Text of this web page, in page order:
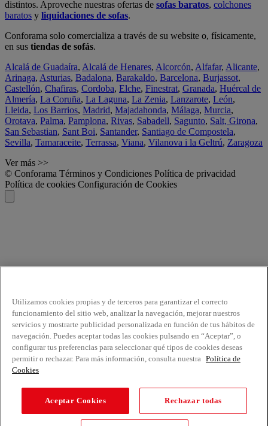
distintos. Aproveche nuestras ofertas de sofas baratos, colchones
baratos y liquidaciones de sofas.
Conforama solo comercializa a través de su website o, físicamente,
en sus tiendas de sofás.
Alcalá de Guadaíra, Alcalá de Henares, Alcorcón, Alfafar, Alicante,
Arinaga, Asturias, Badalona, Barakaldo, Barcelona, Burjassot,
Castellón, Chafiras, Cordoba, Elche, Finestrat, Granada, Huércal de
Almería, La Coruña, La Laguna, La Zenia, Lanzarote, León,
Lleida, Los Barrios, Madrid, Majadahonda, Málaga, Murcia,
Orotava, Palma, Pamplona, Rivas, Sabadell, Sagunto, Salt, Girona,
San Sebastian, Sant Boi, Santander, Santiago de Compostela,
Sevilla, Tamaraceite, Terrassa, Viana, Vilanova i la Geltrú, Zaragoza
Ver más >>
© Conforama Términos y Condiciones Política de privacidad
Política de cookies Configuración de Cookies
Utilizamos cookies propias y de terceros para garantizar el correcto
funcionamiento del sitio web, analizar la navegación, mejorar nuestros
servicios y mostrarte publicidad personalizada en función de tus hábitos de
navegación. Puedes aceptar todas las cookies pulsando en “Aceptar”, o
configurar tus preferencias para seleccionar qué tipos de cookies deseas
permitir o rechazar. Para más información, consulta nuestra Política de
Cookies
Aceptar Cookies Rechazar todas